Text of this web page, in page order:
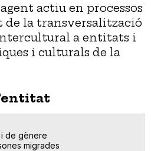
actiu en processos
de la transversalització
a entitats i
i culturals de la
de gènere
migrades